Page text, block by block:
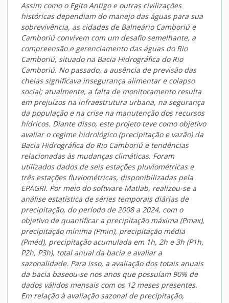
Assim como o Egito Antigo e outras civilizações
históricas dependiam do manejo das águas para sua
sobrevivência, as cidades de Balneário Camboriú e
Camboriú convivem com um desafio semelhante, a
compreensão e gerenciamento das águas do Rio
Camboriú, situado na Bacia Hidrográfica do Rio
Camboriú. No passado, a ausência de previsão das
cheias significava insegurança alimentar e colapso
social; atualmente, a falta de monitoramento resulta
em prejuízos na infraestrutura urbana, na segurança
da população e na crise na manutenção dos recursos
hídricos. Diante disso, este projeto teve como objetivo
avaliar o regime hidrológico (precipitação e vazão) da
Bacia Hidrográfica do Rio Camboriú e tendências
relacionadas às mudanças climáticas. Foram
utilizados dados de seis estações pluviométricas e
três estações fluviométricas, disponibilizadas pela
EPAGRI. Por meio do software Matlab, realizou-se a
análise estatística de séries temporais diárias de
precipitação, do período de 2008 a 2024, com o
objetivo de quantificar a precipitação máxima (Pmax),
precipitação mínima (Pmin), precipitação média
(Pméd), precipitação acumulada em 1h, 2h e 3h (P1h,
P2h, P3h), total anual da bacia e avaliar a
sazonalidade. Para isso, a avaliação dos totais anuais
da bacia baseou-se nos anos que possuíam 90% de
dados válidos mensais com os 12 meses presentes.
Em relação à avaliação sazonal de precipitação,